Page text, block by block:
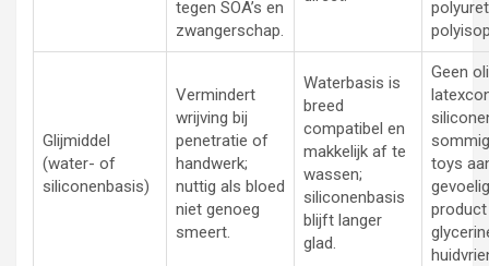
tegen SOA’s en
zwangerschap.
Glijmiddel
(water- of
siliconenbasis)
Vermindert
wrijving bij
penetratie of
handwerk;
nuttig als bloed
niet genoeg
smeert.
Waterbasis is
breed
compatibel en
makkelijk af te
wassen;
siliconenbasis
blijft langer
glad.
Geen
toys